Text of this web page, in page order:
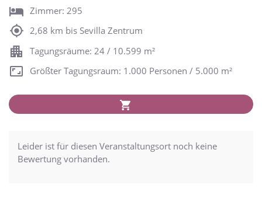
Zimmer: 295
2,68 km bis Sevilla Zentrum
Tagungsräume: 24 / 10.599 m²
Größter Tagungsraum: 1.000 Personen / 5.000 m²
Leider ist für diesen Veranstaltungsort noch keine
Bewertung vorhanden.